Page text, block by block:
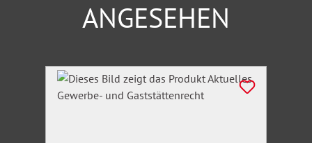
ANGESEHEN
Produktgalerie überspringen